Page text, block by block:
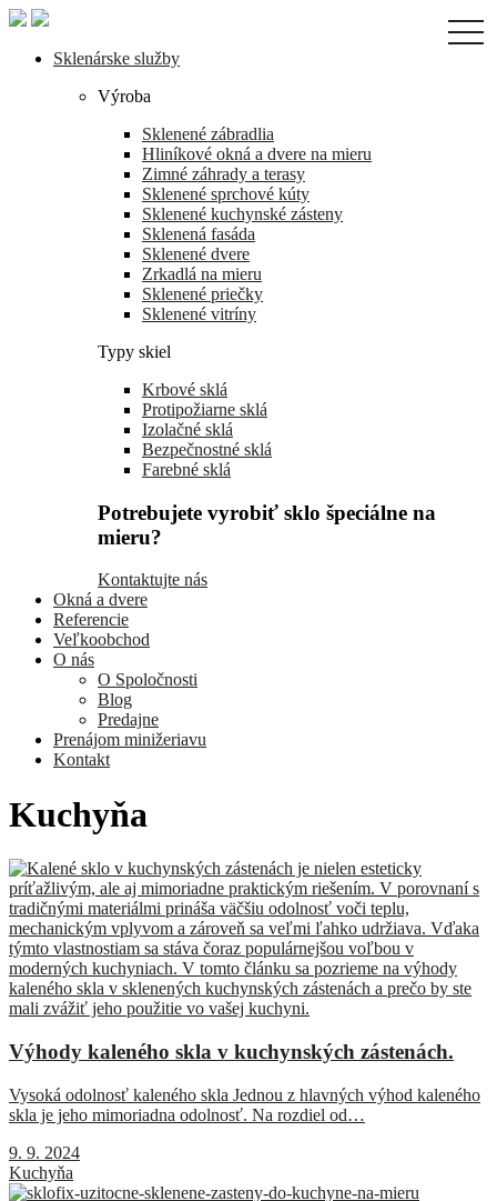
Skip
Sklenárske služby
Výroba
Sklenené zábradlia
Hliníkové okná a dvere na mieru
Zimné záhrady a terasy
Sklenené sprchové kúty
Sklenené kuchynské zásteny
Sklenená fasáda
Sklenené dvere
Zrkadlá na mieru
Sklenené priečky
Sklenené vitríny
Typy skiel
Krbové sklá
Protipožiarne sklá
Izolačné sklá
Bezpečnostné sklá
Farebné sklá
Potrebujete vyrobiť sklo špeciálne na
mieru?
Kontaktujte nás
Okná a dvere
Referencie
Veľkoobchod
O nás
O Spoločnosti
Blog
Predajne
Prenájom minižeriavu
Kontakt
Kuchyňa
Výhody kaleného skla v kuchynských zástenách.
Vysoká odolnosť kaleného skla Jednou z hlavných výhod kaleného
skla je jeho mimoriadna odolnosť. Na rozdiel od…
9. 9. 2024
Kuchyňa